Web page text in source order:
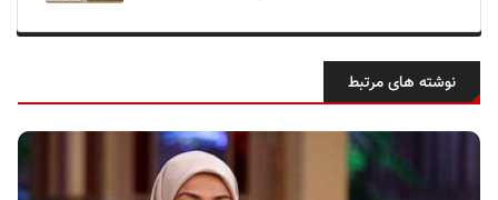
نوشته های مرتبط